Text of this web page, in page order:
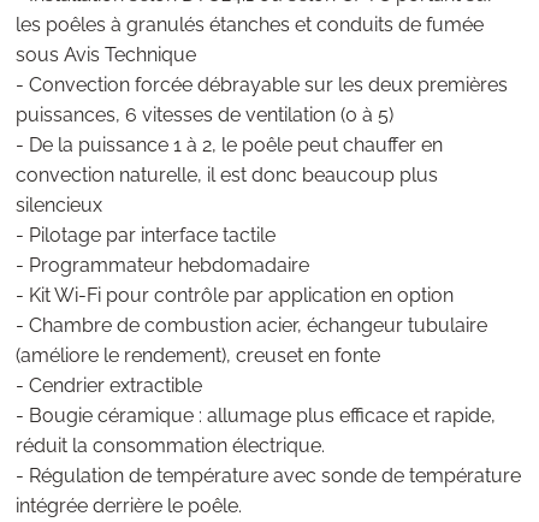
les poêles à granulés étanches et conduits de fumée
sous Avis Technique
- Convection forcée débrayable sur les deux premières
puissances, 6 vitesses de ventilation (0 à 5)
- De la puissance 1 à 2, le poêle peut chauffer en
convection naturelle, il est donc beaucoup plus
silencieux
- Pilotage par interface tactile
- Programmateur hebdomadaire
- Kit Wi-Fi pour contrôle par application en option
- Chambre de combustion acier, échangeur tubulaire
(améliore le rendement), creuset en fonte
- Cendrier extractible
- Bougie céramique : allumage plus efficace et rapide,
réduit la consommation électrique.
- Régulation de température avec sonde de température
intégrée derrière le poêle.